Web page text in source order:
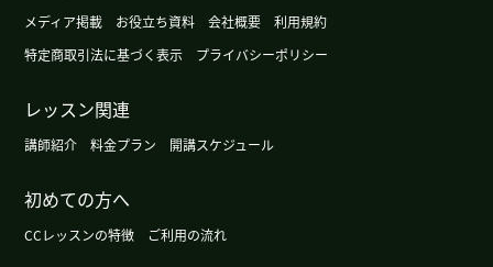
メディア掲載 お役立ち資料 会社概要
利用規約
特定商取引法に基づく表示
プライバシーポリシー
レッスン関連
講師紹介 料金プラン 開講スケジュール
初めての方へ
CCレッスンの特徴 ご利用の流れ